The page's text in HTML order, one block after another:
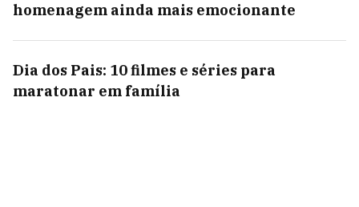
homenagem ainda mais emocionante
Dia dos Pais: 10 filmes e séries para
maratonar em família